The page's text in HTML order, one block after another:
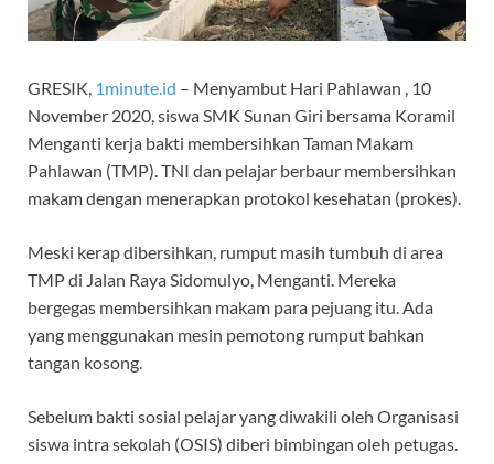
GRESIK, 1minute.id – Menyambut Hari Pahlawan , 10
November 2020, siswa SMK Sunan Giri bersama Koramil
Menganti kerja bakti membersihkan Taman Makam
Pahlawan (TMP). TNI dan pelajar berbaur membersihkan
makam dengan menerapkan protokol kesehatan (prokes).
Meski kerap dibersihkan, rumput masih tumbuh di area
TMP di Jalan Raya Sidomulyo, Menganti. Mereka
bergegas membersihkan makam para pejuang itu. Ada
yang menggunakan mesin pemotong rumput bahkan
tangan kosong.
Sebelum bakti sosial pelajar yang diwakili oleh Organisasi
siswa intra sekolah (OSIS) diberi bimbingan oleh petugas.